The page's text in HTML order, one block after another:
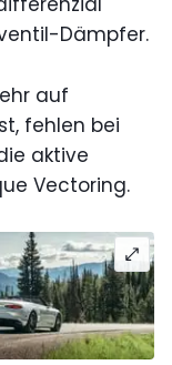
Dämpfer.
auf
fehlen bei
aktive
Vectoring.